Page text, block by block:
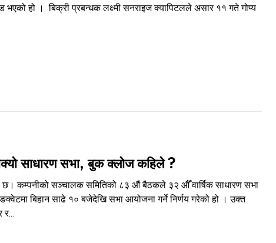
हो । बिक्री प्रबन्धक लक्ष्मी सनराइज क्यापिटलले असार ११ गते गोप्य
साधारण सभा, बुक क्लोज कहिले ?
छ। कम्पनीको सञ्चालक समितिको ८३ औं बैठकले ३२ औँ वार्षिक साधारण सभा
बिहान साढे १० बजेदेखि सभा आयोजना गर्ने निर्णय गरेको हो । उक्त
र...